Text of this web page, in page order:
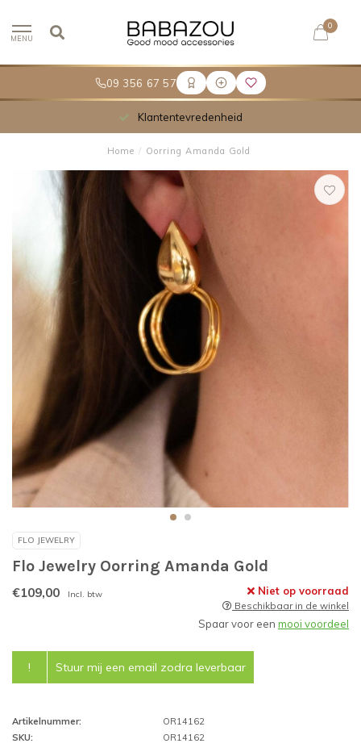
09 356 67 57
MENU
0
Klantentevredenheid
Home / Oorring Amanda Gold
FLO JEWELRY
Flo Jewelry Oorring Amanda Gold
€109,00 Incl. btw Niet op voorraad
Beschikbaar in de winkel
Spaar voor een mooi voordeel
! Stuur mij een email zodra leverbaar
Artikelnummer:
OR14162
SKU:
OR14162